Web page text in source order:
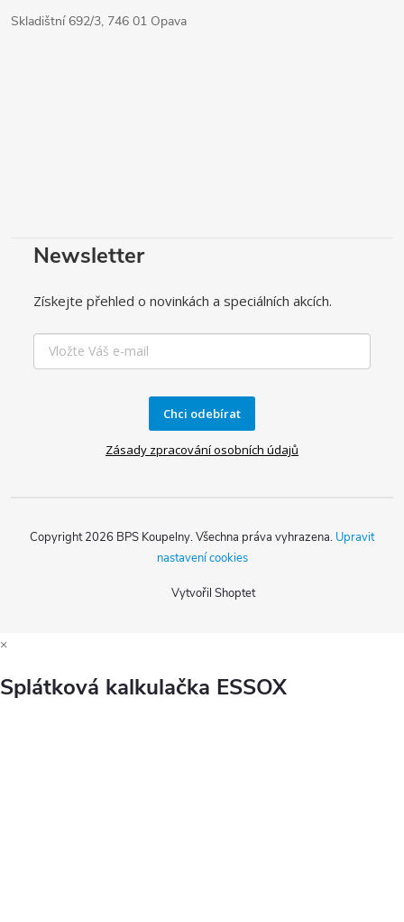
Skladištní 692/3, 746 01 Opava
Newsletter
Získejte přehled o novinkách a speciálních akcích.
Chci odebírat
Zásady zpracování osobních údajů
Vytvořil Shoptet
Copyright 2026 BPS Koupelny. Všechna práva vyhrazena. Upravit
nastavení cookies
×
Splátková kalkulačka ESSOX